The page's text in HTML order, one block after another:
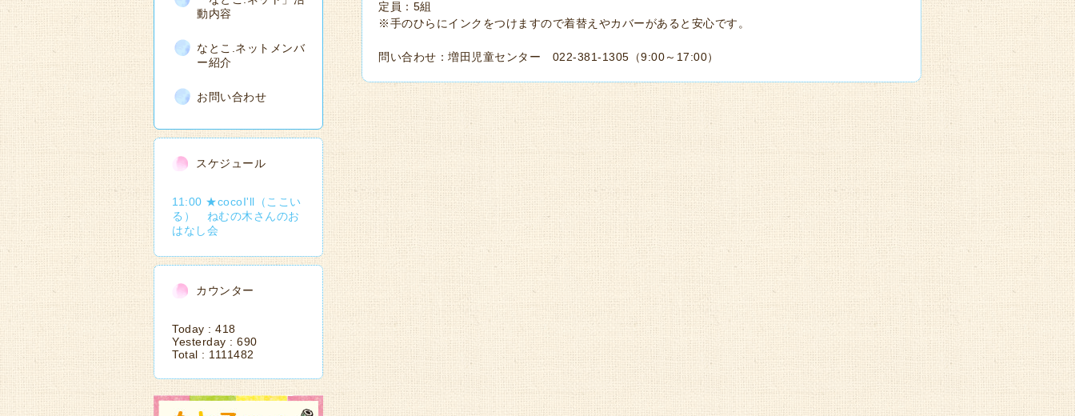
定員：5組
※手のひらにインクをつけますので着替えやカバーがあると安心です。
問い合わせ：増田児童センター 022-381-1305（9:00～17:00）
動内容
なとこ.ネットメンバ
ー紹介
お問い合わせ
スケジュール
11:00 ★cocoI'll（ここい
る） ねむの木さんのお
はなし会
カウンター
Today : 418
Yesterday : 690
Total : 1111482